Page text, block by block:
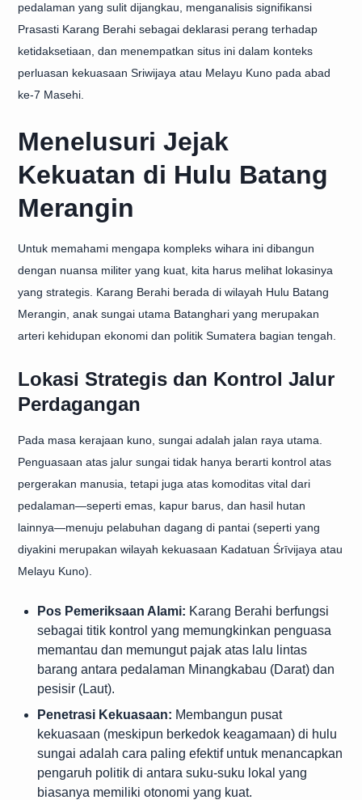
pedalaman yang sulit dijangkau, menganalisis signifikansi
Prasasti Karang Berahi sebagai deklarasi perang terhadap
ketidaksetiaan, dan menempatkan situs ini dalam konteks
perluasan kekuasaan Sriwijaya atau Melayu Kuno pada abad
ke-7 Masehi.
Menelusuri Jejak
Kekuatan di Hulu Batang
Merangin
Untuk memahami mengapa kompleks wihara ini dibangun
dengan nuansa militer yang kuat, kita harus melihat lokasinya
yang strategis. Karang Berahi berada di wilayah Hulu Batang
Merangin, anak sungai utama Batanghari yang merupakan
arteri kehidupan ekonomi dan politik Sumatera bagian tengah.
Lokasi Strategis dan Kontrol Jalur
Perdagangan
Pada masa kerajaan kuno, sungai adalah jalan raya utama.
Penguasaan atas jalur sungai tidak hanya berarti kontrol atas
pergerakan manusia, tetapi juga atas komoditas vital dari
pedalaman—seperti emas, kapur barus, dan hasil hutan
lainnya—menuju pelabuhan dagang di pantai (seperti yang
diyakini merupakan wilayah kekuasaan Kadatuan Śrīvijaya atau
Melayu Kuno).
Pos Pemeriksaan Alami: Karang Berahi berfungsi
sebagai titik kontrol yang memungkinkan penguasa
memantau dan memungut pajak atas lalu lintas
barang antara pedalaman Minangkabau (Darat) dan
pesisir (Laut).
Penetrasi Kekuasaan: Membangun pusat
kekuasaan (meskipun berkedok keagamaan) di hulu
sungai adalah cara paling efektif untuk menancapkan
pengaruh politik di antara suku-suku lokal yang
biasanya memiliki otonomi yang kuat.